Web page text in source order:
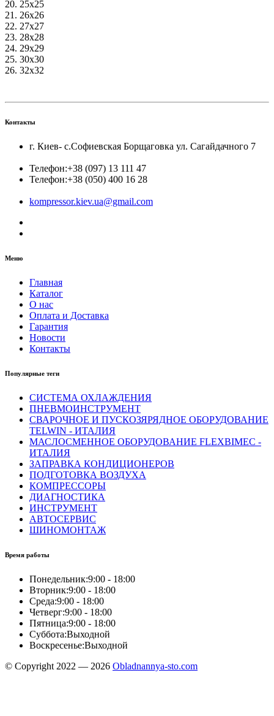
20. 25х25
21. 26х26
22. 27х27
23. 28х28
24. 29х29
25. 30х30
26. 32х32
Контакты
г. Киев- с.Софиевская Борщаговка ул. Сагайдачного 7
Телефон:+38 (097) 13 111 47
Телефон:+38 (050) 400 16 28
kompressor.kiev.ua@gmail.com
Меню
Главная
Каталог
О нас
Оплата и Доставка
Гарантия
Новости
Контакты
Популярные теги
СИСТЕМА ОХЛАЖДЕНИЯ
ПНЕВМОИНСТРУМЕНТ
СВАРОЧНОЕ И ПУСКОЗЯРЯДНОЕ ОБОРУДОВАНИЕ
TELWIN - ИТАЛИЯ
МАСЛОСМЕННОЕ ОБОРУДОВАНИЕ FLEXBIMEC -
ИТАЛИЯ
ЗАПРАВКА КОНДИЦИОНЕРОВ
ПОДГОТОВКА ВОЗДУХА
КОМПРЕССОРЫ
ДИАГНОСТИКА
ИНСТРУМЕНТ
АВТОСЕРВИС
ШИНОМОНТАЖ
Время работы
Понедельник:9:00 - 18:00
Вторник:9:00 - 18:00
Среда:9:00 - 18:00
Четверг:9:00 - 18:00
Пятница:9:00 - 18:00
Суббота:Выходной
Воскресенье:Выходной
© Copyright 2022 — 2026 Obladnannya-sto.com